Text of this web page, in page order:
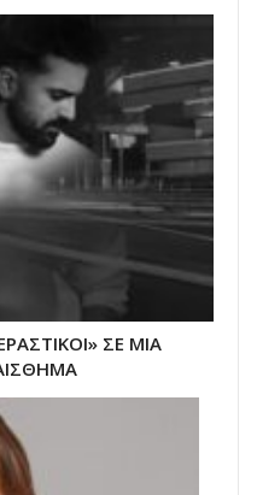
ΣΕ ΜΙΑ